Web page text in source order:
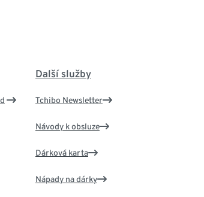
Další služby
Tchibo Newsletter
Návody k obsluze
Dárková karta
Nápady na dárky